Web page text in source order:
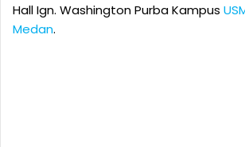
Hall Ign. Washington Purba Kampus
Medan.